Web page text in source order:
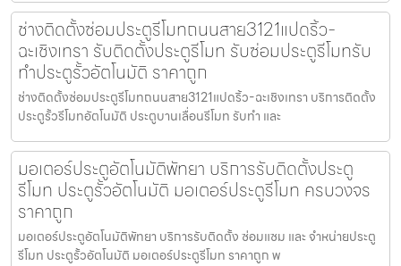
ช่างติดตั้งซ่อมประตูรีโมทถนนสาย3121แปดริ้ว-
ฉะเชิงเทรา รับติดตั้งประตูรีโมท รับซ่อมประตูรีโมทรับ
ทำประตูรั้วอัตโนมัติ ราคาถูก
ช่างติดตั้งซ่อมประตูรีโมทถนนสาย3121แปดริ้ว-ฉะเชิงเทรา บริการติดตั้ง
ประตูรั้วรีโมทอัตโนมัติ ประตูบานเลื่อนรีโมท รับทำ และ
มอเตอร์ประตูอัตโนมัติพัทยา บริการรับติดตั้งประตู
รีโมท ประตูรั้วอัตโนมัติ มอเตอร์ประตูรีโมท ครบวงจร
ราคาถูก
มอเตอร์ประตูอัตโนมัติพัทยา บริการรับติดตั้ง ซ่อมแซม และ จำหน่ายประตู
รีโมท ประตูรั้วอัตโนมัติ มอเตอร์ประตูรีโมท ราคาถูก พ